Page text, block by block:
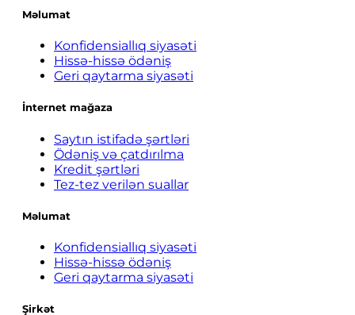
Məlumat
Konfidensiallıq siyasəti
Hissə-hissə ödəniş
Geri qaytarma siyasəti
İnternet mağaza
Saytın istifadə şərtləri
Ödəniş və çatdırılma
Kredit şərtləri
Tez-tez verilən suallar
Məlumat
Konfidensiallıq siyasəti
Hissə-hissə ödəniş
Geri qaytarma siyasəti
Şirkət